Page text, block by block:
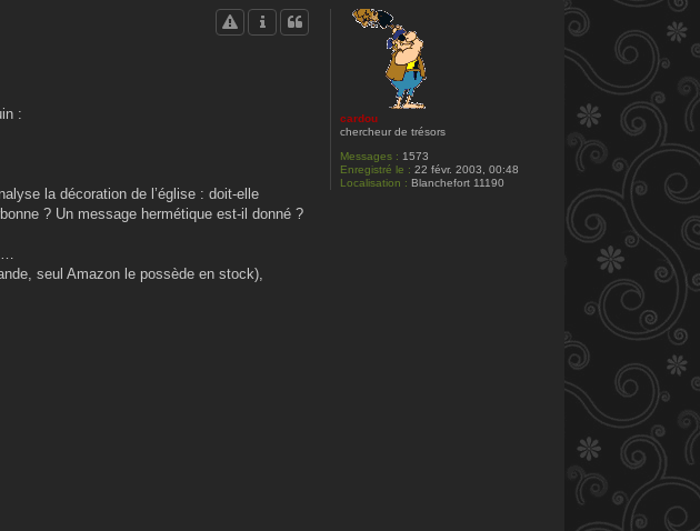
r
s
o
p
h
i
a
i
m
a
u
cardou
chercheur de trésors
Messages : 1573
Enregistré le : 22 févr. 2003, 00:48
Localisation : Blanchefort 11190
:
la décoration de l’église : doit-elle
? Un message hermétique est-il donné ?
seul Amazon le possède en stock),